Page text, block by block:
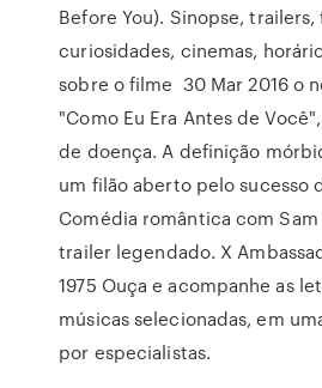
Before You). Sinopse,
curiosidades, cinemas,
sobre o filme 30 Mar 2016 o
"Como Eu Era Antes de
de doença. A definição
um filão aberto pelo sucesso
Comédia romântica com
trailer legendado. X
1975 Ouça e acompanhe as
músicas selecionadas, em
por especialistas.